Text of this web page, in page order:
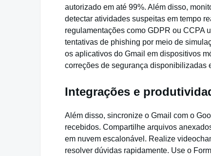
autorizado em até 99%. Além disso,
detectar atividades suspeitas em tempo
regulamentações como GDPR ou CCPA
tentativas de phishing por meio de
os aplicativos do Gmail em dispositivos
correções de segurança disponibilizadas
Integrações e
Além disso, sincronize o Gmail com o
recebidos. Compartilhe arquivos
em nuvem escalonável. Realize
resolver dúvidas rapidamente. Use o